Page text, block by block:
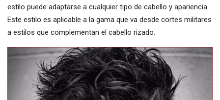
estilo puede adaptarse a cualquier tipo de cabello y apariencia.
Este estilo es aplicable a la gama que va desde cortes militares
a estilos que complementan el cabello rizado.